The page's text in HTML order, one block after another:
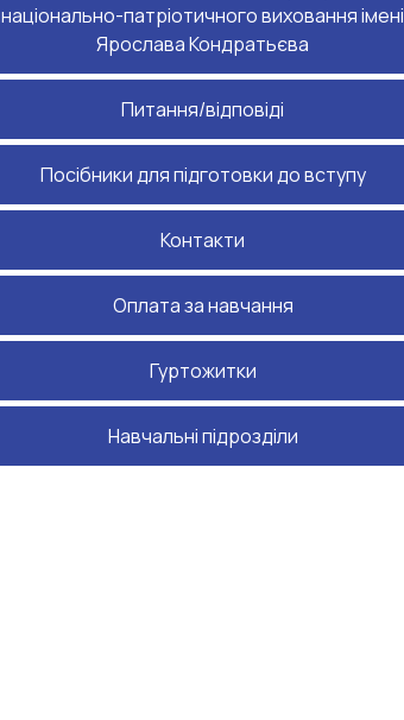
національно-патріотичного виховання імені
Ярослава Кондратьєва
Питання/відповіді
Посібники для підготовки до вступу
Контакти
Оплата за навчання
Гуртожитки
Навчальні підрозділи